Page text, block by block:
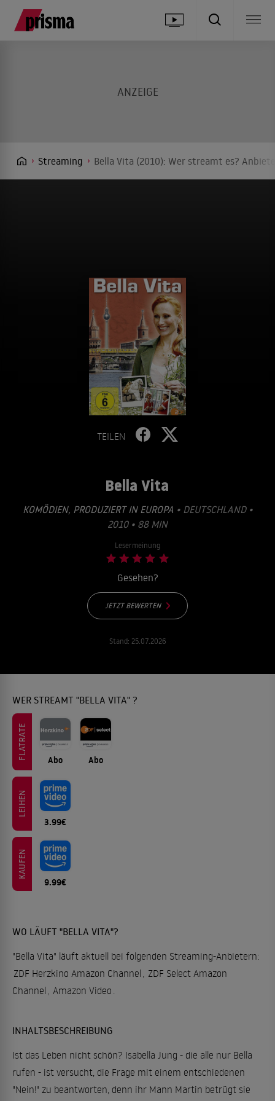
Streaming Bella Vita (2010): Wer streamt es?
TEILEN
Bella Vita
KOMÖDIEN, PRODUZIERT IN EUROPA • DEUTSCHLAND •
2010 • 88 MIN
Lesermeinung
Gesehen?
JETZT BEWERTEN
Stand: 25.07.2026
WER STREAMT "BELLA VITA" ?
FLATRATE Abo Abo
LEIHEN
3.99€
KAUFEN
9.99€
WO LÄUFT "BELLA VITA"?
"Bella Vita" läuft aktuell bei folgenden Streaming-Anbietern:
ZDF Herzkino Amazon Channel
ZDF Select Amazon
Channel
Amazon Video
INHALTSBESCHREIBUNG
Ist das Leben nicht schön? Isabella Jung - die alle nur Bella
rufen - ist versucht, die Frage mit einem entschiedenen
"Nein!" zu beantworten, denn ihr Mann Martin betrügt sie